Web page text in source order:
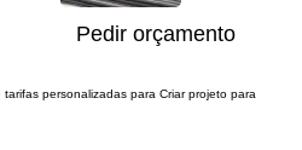
Pedir orçamento
personalizadas para Criar projeto para